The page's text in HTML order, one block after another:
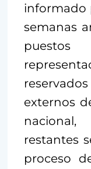
informado
semanas
externos
restantes
proceso